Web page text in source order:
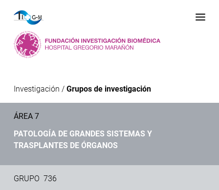
Investigación /Grupos de investigación
ÁREA 7
PATOLOGÍA DE GRANDES SISTEMAS Y
TRASPLANTES DE ÓRGANOS
GRUPO 736